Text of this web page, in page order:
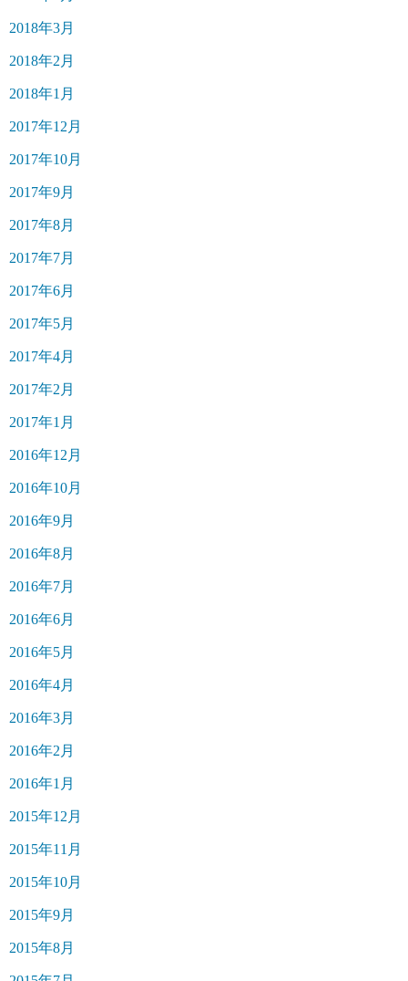
2018年3月
2018年2月
2018年1月
2017年12月
2017年10月
2017年9月
2017年8月
2017年7月
2017年6月
2017年5月
2017年4月
2017年2月
2017年1月
2016年12月
2016年10月
2016年9月
2016年8月
2016年7月
2016年6月
2016年5月
2016年4月
2016年3月
2016年2月
2016年1月
2015年12月
2015年11月
2015年10月
2015年9月
2015年8月